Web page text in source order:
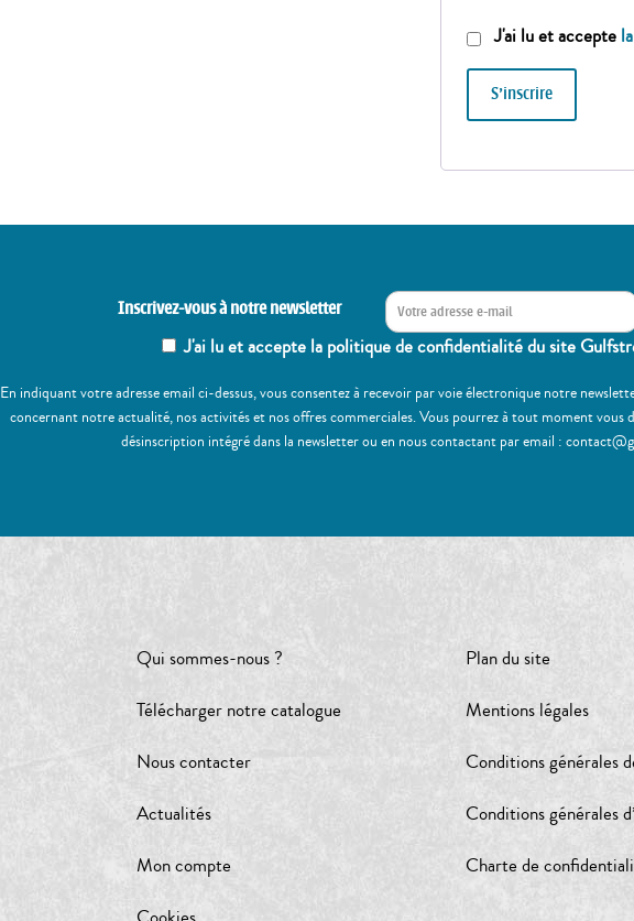
J'ai lu et accepte
S’inscrire
Inscrivez-vous à notre newsletter
J'ai lu et accepte la politique de confidentialité du site
En indiquant votre adresse email ci-dessus, vous consentez à recevoir par voie électronique notre
concernant notre actualité, nos activités et nos offres commerciales. Vous pourrez à tout moment vous
désinscription intégré dans la newsletter ou en nous contactant par email :
Qui sommes-nous ?
Télécharger notre catalogue
Nous contacter
Actualités
Mon compte
Plan du site
Mentions légales
Conditions générales
Conditions générales
Charte de